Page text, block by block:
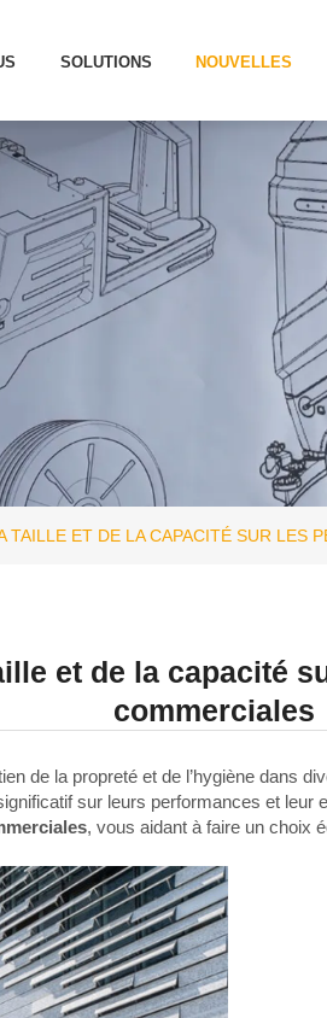
SOLUTIONS NOUVELLES
TAILLE ET DE LA CAPACITÉ SUR LES
et de la capacité
commerciales
de la propreté et de l’hygiène dans
sur leurs performances et
, vous aidant à faire un choix